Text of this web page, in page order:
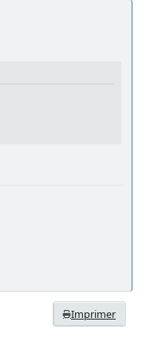
Imprimer